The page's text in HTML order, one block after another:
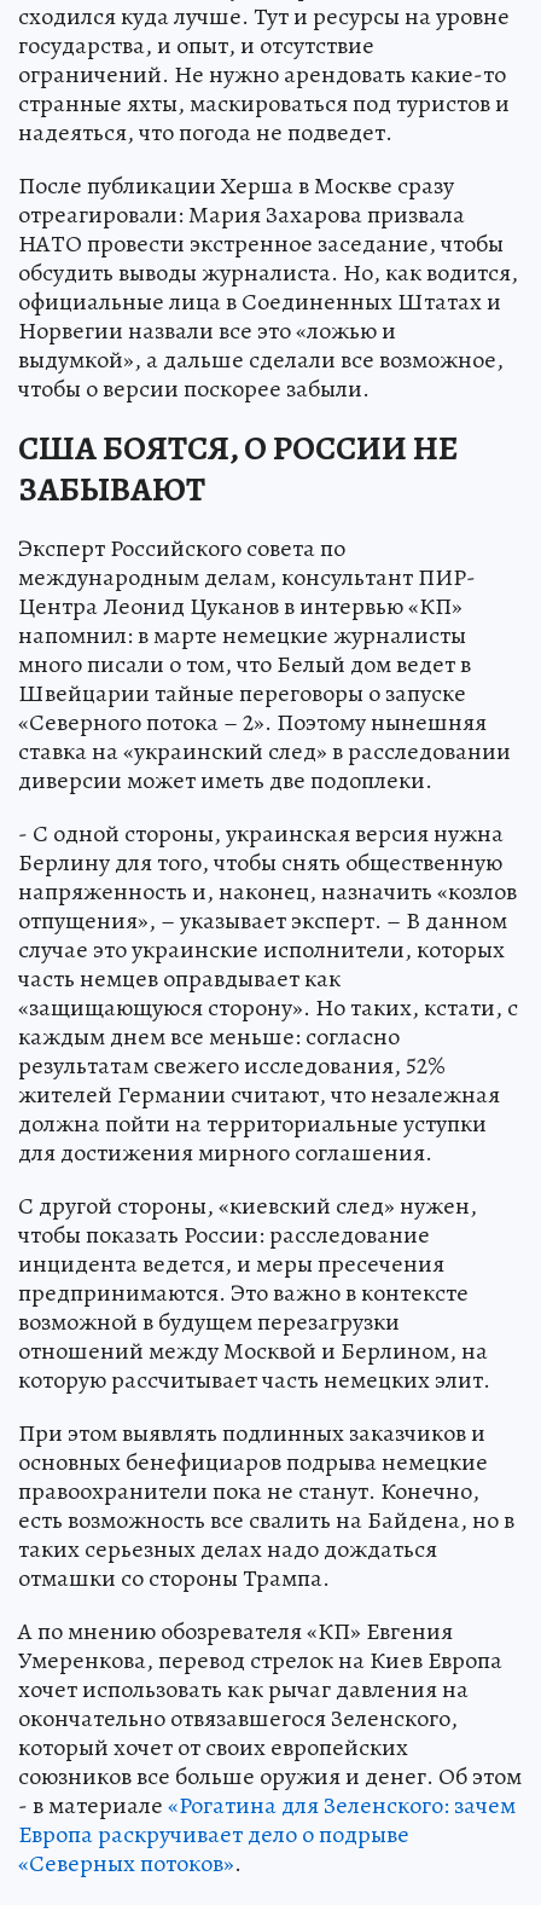
сходился куда лучше. Тут и ресурсы на уровне
государства, и опыт, и отсутствие
ограничений. Не нужно арендовать какие-то
странные яхты, маскироваться под туристов и
надеяться, что погода не подведет.
После публикации Херша в Москве сразу
отреагировали: Мария Захарова призвала
НАТО провести экстренное заседание, чтобы
обсудить выводы журналиста. Но, как водится,
официальные лица в Соединенных Штатах и
Норвегии назвали все это «ложью и
выдумкой», а дальше сделали все возможное,
чтобы о версии поскорее забыли.
США БОЯТСЯ, О РОССИИ НЕ
ЗАБЫВАЮТ
Эксперт Российского совета по
международным делам, консультант ПИР-
Центра Леонид Цуканов в интервью «КП»
напомнил: в марте немецкие журналисты
много писали о том, что Белый дом ведет в
Швейцарии тайные переговоры о запуске
«Северного потока – 2». Поэтому нынешняя
ставка на «украинский след» в расследовании
диверсии может иметь две подоплеки.
- С одной стороны, украинская версия нужна
Берлину для того, чтобы снять общественную
напряженность и, наконец, назначить «козлов
отпущения», – указывает эксперт. – В данном
случае это украинские исполнители, которых
часть немцев оправдывает как
«защищающуюся сторону». Но таких, кстати, с
каждым днем все меньше: согласно
результатам свежего исследования, 52%
жителей Германии считают, что незалежная
должна пойти на территориальные уступки
для достижения мирного соглашения.
С другой стороны, «киевский след» нужен,
чтобы показать России: расследование
инцидента ведется, и меры пресечения
предпринимаются. Это важно в контексте
возможной в будущем перезагрузки
отношений между Москвой и Берлином, на
которую рассчитывает часть немецких элит.
При этом выявлять подлинных заказчиков и
основных бенефициаров подрыва немецкие
правоохранители пока не станут. Конечно,
есть возможность все свалить на Байдена, но в
таких серьезных делах надо дождаться
отмашки со стороны Трампа.
А по мнению обозревателя «КП» Евгения
Умеренкова, перевод стрелок на Киев Европа
хочет использовать как рычаг давления на
окончательно отвязавшегося Зеленского,
который хочет от своих европейских
союзников все больше оружия и денег. Об этом
- в материале«Рогатина для Зеленского: зачем
Европа раскручивает дело о подрыве
«Северных потоков».